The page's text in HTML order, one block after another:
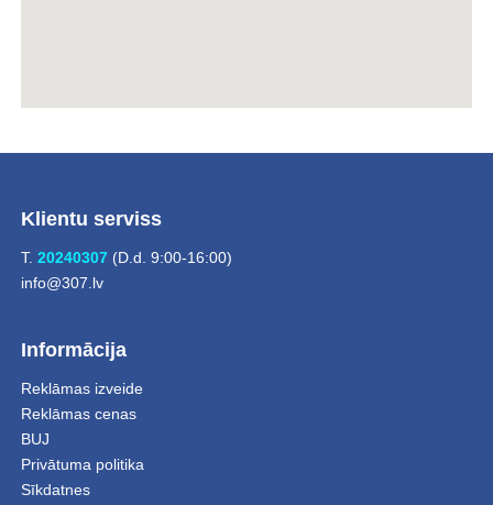
Klientu serviss
T. 20240307(D.d. 9:00-16:00)
info@307.lv
Informācija
Reklāmas izveide
Reklāmas cenas
BUJ
Privātuma politika
Sīkdatnes